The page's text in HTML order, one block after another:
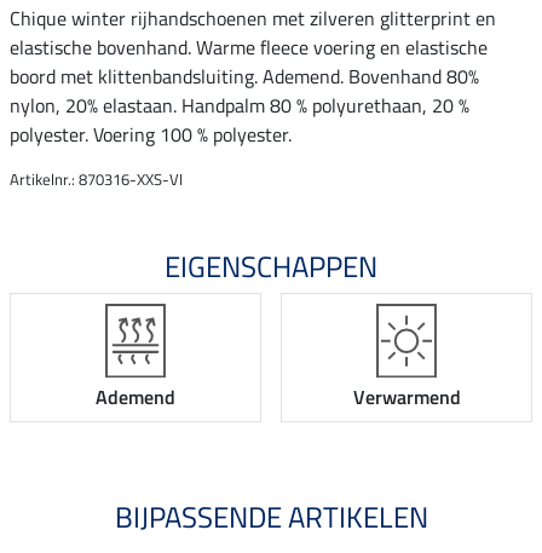
Chique winter rijhandschoenen met zilveren glitterprint en
elastische bovenhand. Warme fleece voering en elastische
boord met klittenbandsluiting. Ademend. Bovenhand 80%
nylon, 20% elastaan. Handpalm 80 % polyurethaan, 20 %
polyester. Voering 100 % polyester.
Artikelnr.: 870316-XXS-VI
EIGENSCHAPPEN
Ademend Verwarmend
BIJPASSENDE ARTIKELEN